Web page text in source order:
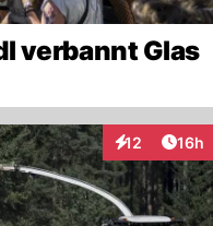
verbannt Glas
12
Interaktionen
16h